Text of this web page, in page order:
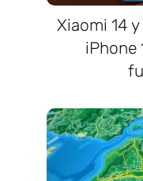
Xiaomi 14
iPhone